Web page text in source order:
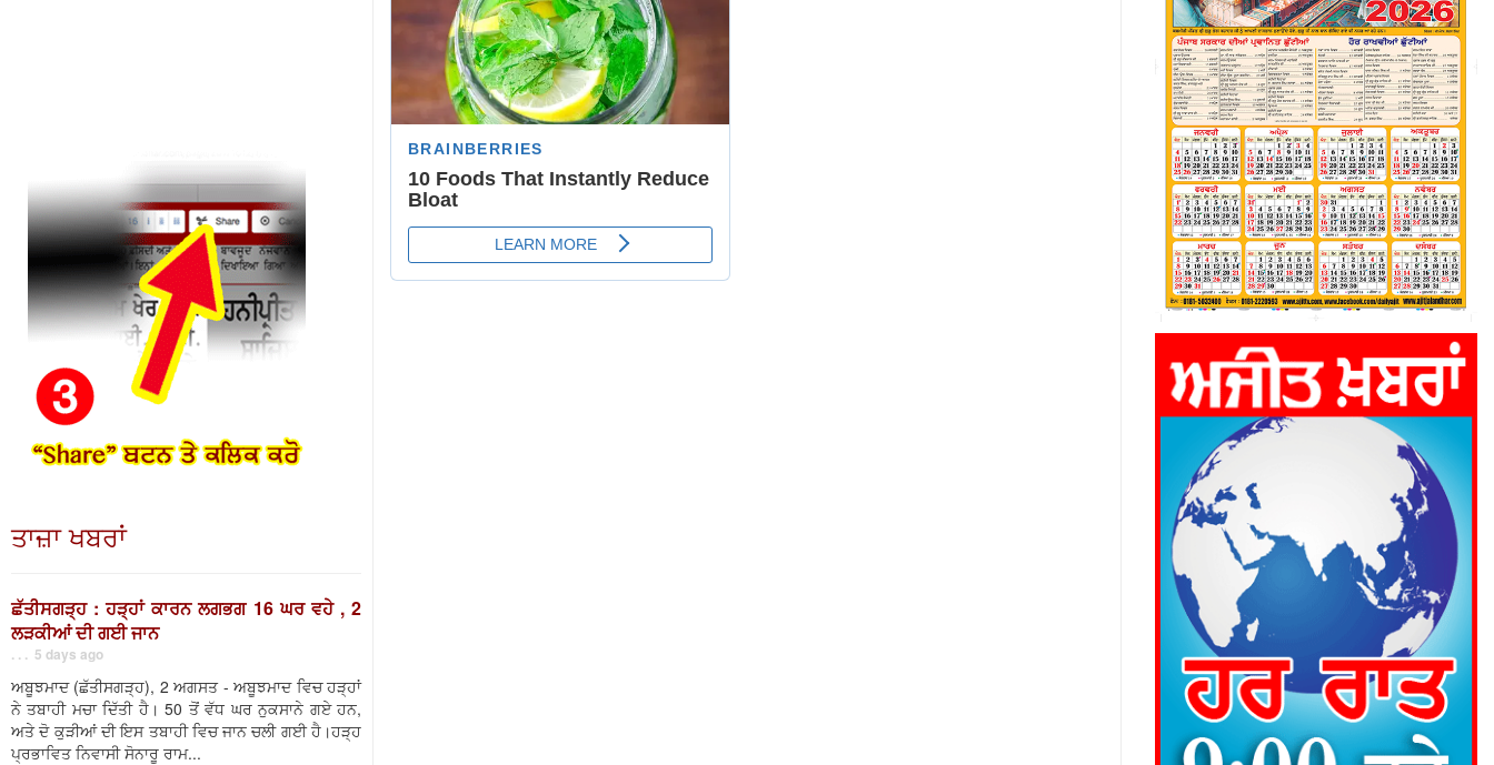
ਤਾਜ਼ਾ ਖਬਰਾਂ
ਛੱਤੀਸਗੜ੍ਹ : ਹੜ੍ਹਾਂ ਕਾਰਨ ਲਗਭਗ 16 ਘਰ ਵਹੇ , 2
ਲੜਕੀਆਂ ਦੀ ਗਈ ਜਾਨ
. . . 5 days ago
ਅਬੂਝਮਾਦ (ਛੱਤੀਸਗੜ੍ਹ), 2 ਅਗਸਤ - ਅਬੂਝਮਾਦ ਵਿਚ ਹੜ੍ਹਾਂ
ਨੇ ਤਬਾਹੀ ਮਚਾ ਦਿੱਤੀ ਹੈ। 50 ਤੋਂ ਵੱਧ ਘਰ ਨੁਕਸਾਨੇ ਗਏ ਹਨ,
ਅਤੇ ਦੋ ਕੁੜੀਆਂ ਦੀ ਇਸ ਤਬਾਹੀ ਵਿਚ ਜਾਨ ਚਲੀ ਗਈ ਹੈ।ਹੜ੍ਹ
ਪ੍ਰਭਾਵਿਤ ਨਿਵਾਸੀ ਸੋਨਾਰੂ ਰਾਮ...